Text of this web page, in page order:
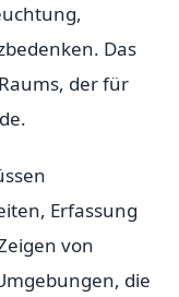
Das
der für
Erfassung
von
die